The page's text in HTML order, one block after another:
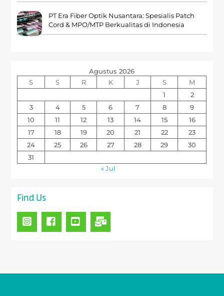
PT Era Fiber Optik Nusantara: Spesialis Patch
Cord & MPO/MTP Berkualitas di Indonesia
Agustus 2026
S
S R K J S
M
1
2
3
4 5 6 7 8
9
10
11 12 13 14 15
16
17
18 19 20 21 22
23
24
25 26 27 28 29
30
31
« Jul
Find Us